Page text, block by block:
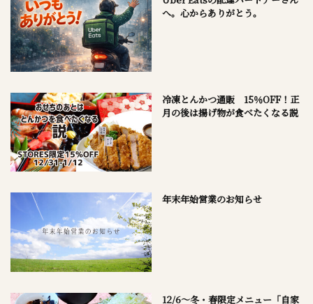
へ。心からありがとう。
冷凍とんかつ通販 15％OFF！正
月の後は揚げ物が食べたくなる説
年末年始営業のお知らせ
12/6～冬・春限定メニュー「自家